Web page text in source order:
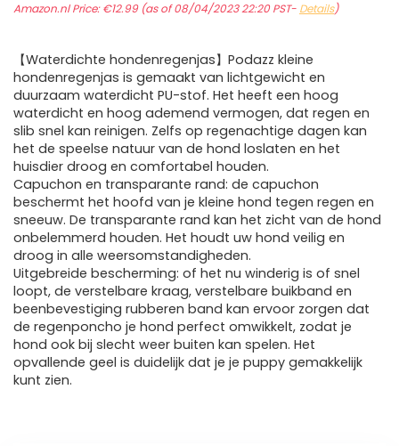
Amazon.nl Price:€12.99(as of 08/04/2023 22:20 PST- Details)
【Waterdichte hondenregenjas】Podazz kleine
hondenregenjas is gemaakt van lichtgewicht en
duurzaam waterdicht PU-stof. Het heeft een hoog
waterdicht en hoog ademend vermogen, dat regen en
slib snel kan reinigen. Zelfs op regenachtige dagen kan
het de speelse natuur van de hond loslaten en het
huisdier droog en comfortabel houden.
Capuchon en transparante rand: de capuchon
beschermt het hoofd van je kleine hond tegen regen en
sneeuw. De transparante rand kan het zicht van de hond
onbelemmerd houden. Het houdt uw hond veilig en
droog in alle weersomstandigheden.
Uitgebreide bescherming: of het nu winderig is of snel
loopt, de verstelbare kraag, verstelbare buikband en
beenbevestiging rubberen band kan ervoor zorgen dat
de regenponcho je hond perfect omwikkelt, zodat je
hond ook bij slecht weer buiten kan spelen. Het
opvallende geel is duidelijk dat je je puppy gemakkelijk
kunt zien.